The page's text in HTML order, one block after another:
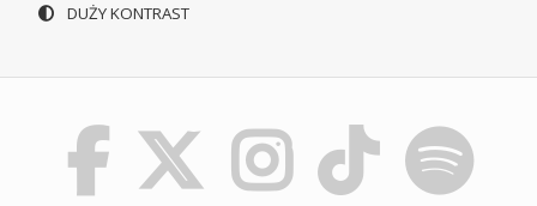
DUŻY KONTRAST